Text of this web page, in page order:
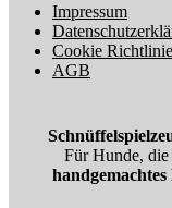
Impressum
Cookie
AGB
Für Hunde,